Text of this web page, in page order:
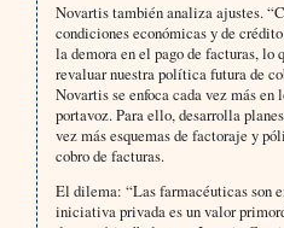
Novartis también analiza ajustes.
condiciones económicas y de
la demora en el pago de facturas, lo
revaluar nuestra política futura de
Novartis se enfoca cada vez más en
portavoz. Para ello, desarrolla
vez más esquemas de factoraje y
cobro de facturas.
El dilema: “Las farmacéuticas son
iniciativa privada es un valor